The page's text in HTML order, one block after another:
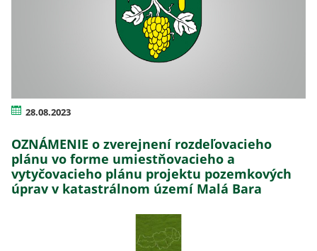
28.08.2023
OZNÁMENIE o zverejnení rozdeľovacieho
plánu vo forme umiestňovacieho a
vytyčovacieho plánu projektu pozemkových
úprav v katastrálnom území Malá Bara